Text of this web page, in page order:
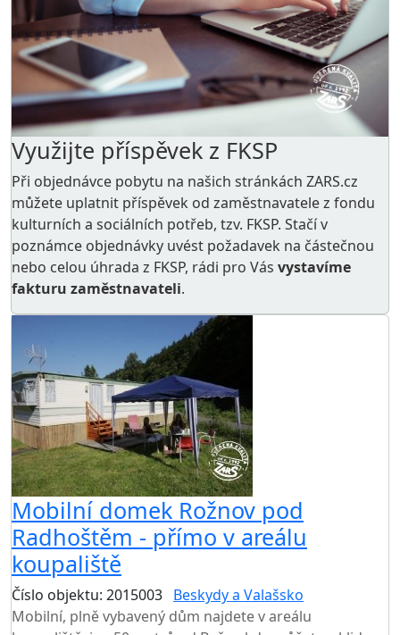
Využijte příspěvek z FKSP
Při objednávce pobytu na našich stránkách ZARS.cz
můžete uplatnit příspěvek od zaměstnavatele z fondu
kulturních a sociálních potřeb, tzv. FKSP. Stačí v
poznámce objednávky uvést požadavek na částečnou
nebo celou úhrada z FKSP, rádi pro Vás vystavíme
fakturu zaměstnavateli.
Mobilní domek Rožnov pod
Radhoštěm - přímo v areálu
koupaliště
Číslo objektu: 2015003 Beskydy a Valašsko
Mobilní, plně vybavený dům najdete v areálu